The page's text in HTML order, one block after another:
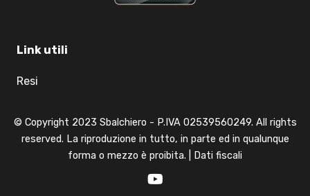
Link utili
Resi
© Copyright 2023 Sbalchiero - P.IVA 02539560249. All rights
reserved. La riproduzione in tutto, in parte ed in qualunque
forma o mezzo è proibita. | Dati fiscali